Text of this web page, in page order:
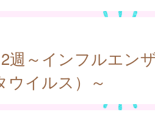
週～インフルエン
ウイルス）～